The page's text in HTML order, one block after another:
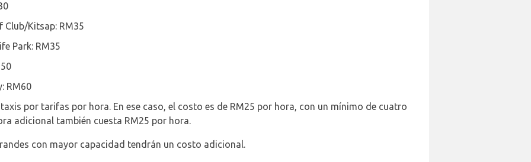
Club/Kitsap: RM35
Park: RM35
RM60
por tarifas por hora. En ese caso, el costo es de RM25 por hora, con un mínimo de cuatro
adicional también cuesta RM25 por hora.
con mayor capacidad tendrán un costo adicional.